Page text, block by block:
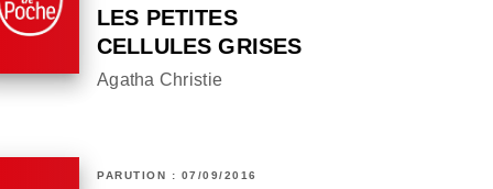
LES PETITES
CELLULES GRISES
Agatha Christie
PARUTION : 07/09/2016